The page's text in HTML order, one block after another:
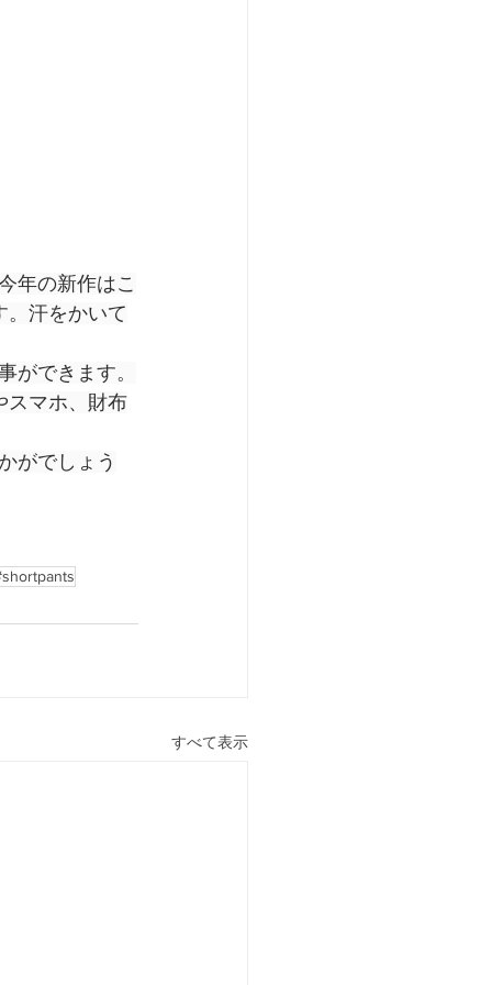
年の新作はこ
。汗をかいて
ができます。
スマホ、財布
がでしょう
すべて表示